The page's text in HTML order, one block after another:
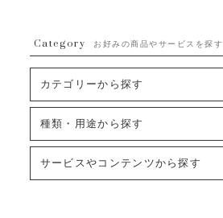
Category お好みの商品やサービスを探す
カテゴリーから探す
卓上タイプバルーン
ブーケタイプバルーン
種類・用途から探す
お誕生日
サービスやコンテンツから探す